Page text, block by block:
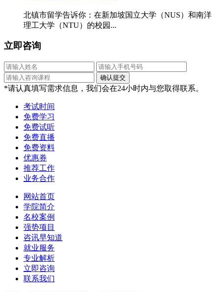
北镇市留学告诉你：在新加坡国立大学（NUS）和南洋
理工大学（NTU）的校园...
立即咨询
*请认真填写需求信息，我们会在24小时内与您取得联系。
考试时间
免费学习
免费试听
免费直播
免费资料
优惠券
推荐工作
业务合作
网站首页
学院简介
名校案例
强势项目
咨讯早知道
就业服务
专业解析
立即咨询
联系我们